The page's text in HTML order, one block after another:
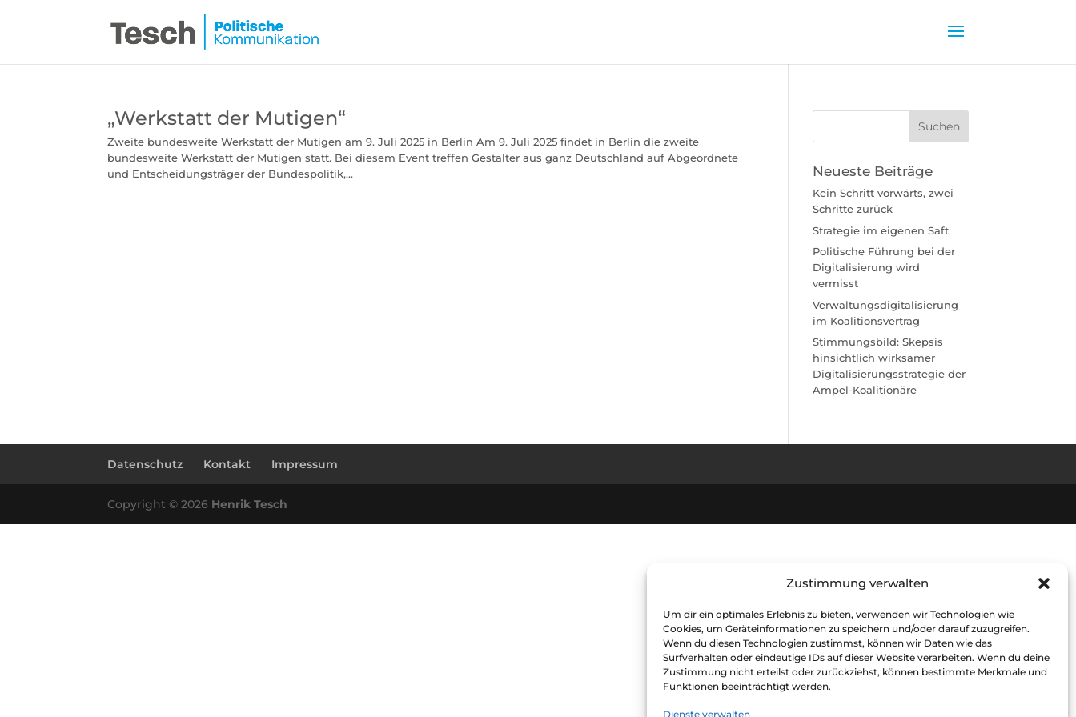
Zustimmung verwalten
Um dir ein optimales Erlebnis zu bieten, verwenden wir Technologien wie
Cookies, um Geräteinformationen zu speichern und/oder darauf zuzugreifen.
Wenn du diesen Technologien zustimmst, können wir Daten wie das
Surfverhalten oder eindeutige IDs auf dieser Website verarbeiten. Wenn du deine
Zustimmung nicht erteilst oder zurückziehst, können bestimmte Merkmale und
Funktionen beeinträchtigt werden.
Dienste verwalten
„Werkstatt der Mutigen“
Zweite bundesweite Werkstatt der Mutigen am 9. Juli 2025 in Berlin Am 9. Juli 2025 findet in Berlin die zweite
bundesweite Werkstatt der Mutigen statt. Bei diesem Event treffen Gestalter aus ganz Deutschland auf Abgeordnete
und Entscheidungsträger der Bundespolitik,...
Neueste Beiträge
Kein Schritt vorwärts, zwei
Schritte zurück
Strategie im eigenen Saft
Politische Führung bei der
Digitalisierung wird
vermisst
Verwaltungsdigitalisierung
im Koalitionsvertrag
Stimmungsbild: Skepsis
hinsichtlich wirksamer
Digitalisierungsstrategie der
Ampel-Koalitionäre
Datenschutz Kontakt Impressum
Copyright © 2026 Henrik Tesch